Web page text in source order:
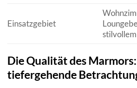
Einsatzgebiet
Die Qualität des
tiefergehende